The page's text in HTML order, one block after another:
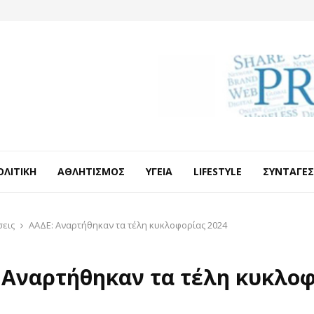
ΑΘΛΗΤΙΣΜΌΣ ΥΓΕΊΑ LIFESTYLE ΣΥΝΤΑΓΈΣ
ΑΑΔΕ: Αναρτήθηκαν τα τέλη κυκλοφορίας 2024
τα τέλη